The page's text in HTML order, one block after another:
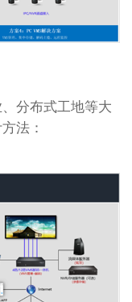
分布式工地等大
法：